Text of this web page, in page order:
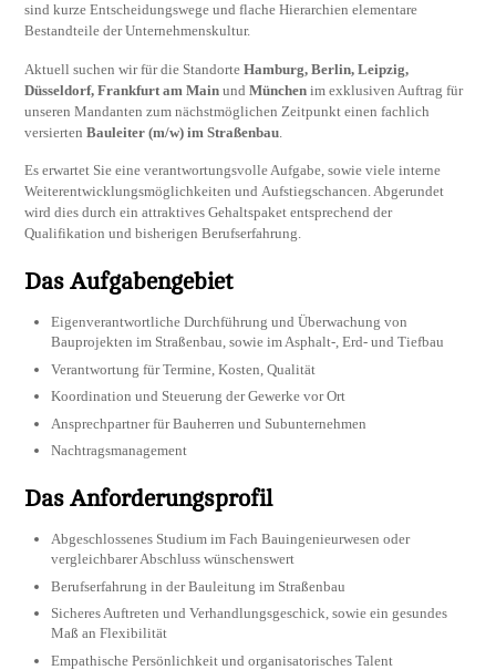
sind kurze Entscheidungswege und flache Hierarchien elementare
Bestandteile der Unternehmenskultur.
Aktuell suchen wir für die StandorteHamburg, Berlin, Leipzig,
Düsseldorf, Frankfurt am Main undMünchen im exklusiven Auftrag für
unseren Mandanten zum nächstmöglichen Zeitpunkt einen fachlich
versiertenBauleiter (m/w) im Straßenbau
Es erwartet Sie eine verantwortungsvolle Aufgabe, sowie viele interne
Weiterentwicklungsmöglichkeiten und Aufstiegschancen. Abgerundet
wird dies durch ein attraktives Gehaltspaket entsprechend der
Qualifikation und bisherigen Berufserfahrung.
Das Aufgabengebiet
Eigenverantwortliche Durchführung und Überwachung von
Bauprojekten im Straßenbau, sowie im Asphalt-, Erd- und Tiefbau
Verantwortung für Termine, Kosten, Qualität
Koordination und Steuerung der Gewerke vor Ort
Ansprechpartner für Bauherren und Subunternehmen
Nachtragsmanagement
Das Anforderungsprofil
Abgeschlossenes Studium im Fach Bauingenieurwesen oder
vergleichbarer Abschluss wünschenswert
Berufserfahrung in der Bauleitung im Straßenbau
Sicheres Auftreten und Verhandlungsgeschick, sowie ein gesundes
Maß an Flexibilität
Empathische Persönlichkeit und organisatorisches Talent